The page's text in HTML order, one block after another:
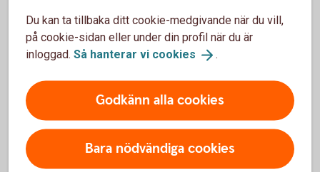
affärskritiska frågor för dig som fastighetsägare, nu
när nya EU-direktiv införs i Sverige. Läs mer om hur
du förbereder dig.
Påverkas du som fastighetsägare av de nya
EU-direktiven?
Du kan ta tillbaka ditt cookie-medgivande när du vill,
på cookie-sidan eller under din profil när du är
inloggad. Så hanterar vi cookies .
Godkänn alla cookies
Bara nödvändiga cookies